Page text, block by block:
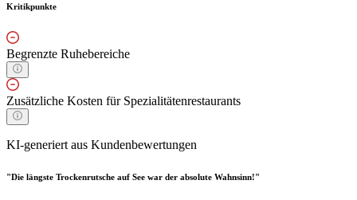
Kritikpunkte
Begrenzte Ruhebereiche
Zusätzliche Kosten für Spezialitätenrestaurants
KI-generiert aus Kundenbewertungen
"Die längste Trockenrutsche auf See war der absolute Wahnsinn!"